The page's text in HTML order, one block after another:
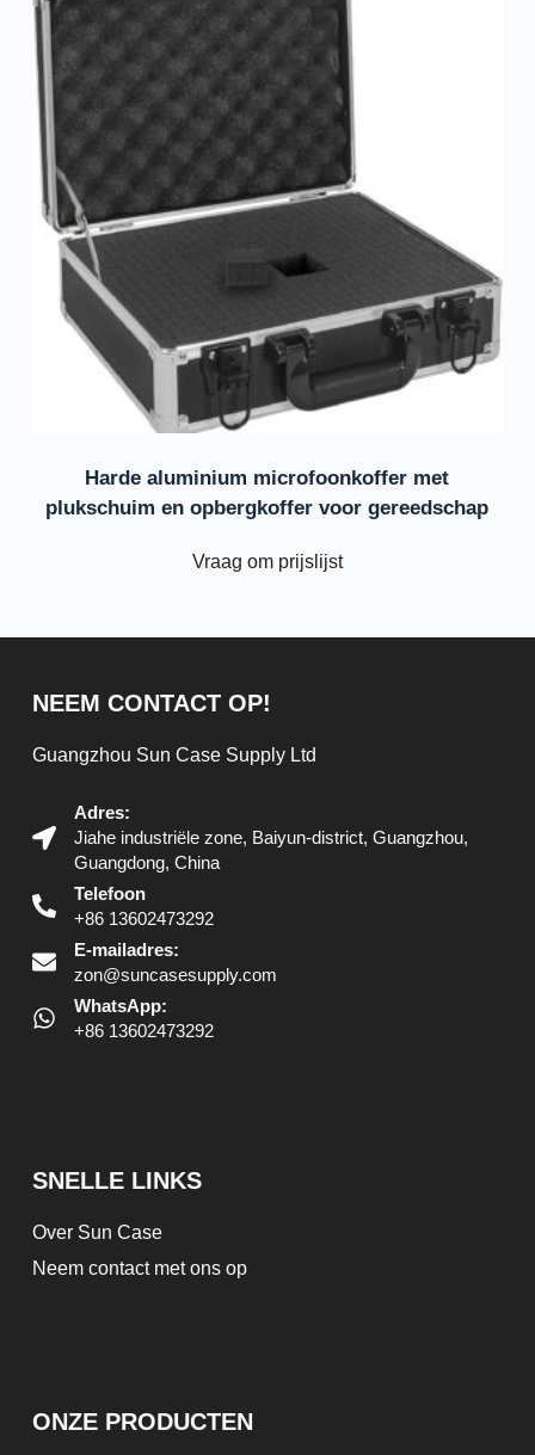
Harde aluminium microfoonkoffer met
plukschuim en opbergkoffer voor gereedschap
Vraag om prijslijst
NEEM CONTACT OP!
Guangzhou Sun Case Supply Ltd
Adres:
Jiahe industriële zone, Baiyun-district, Guangzhou,
Guangdong, China
Telefoon
+86 13602473292
E-mailadres:
zon@suncasesupply.com
WhatsApp:
+86 13602473292
SNELLE LINKS
Over Sun Case
Neem contact met ons op
ONZE PRODUCTEN